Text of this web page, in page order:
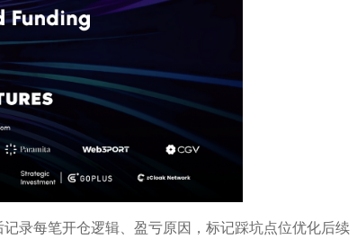
录每笔开仓逻辑、盈亏原因，标记踩坑点位优化后续